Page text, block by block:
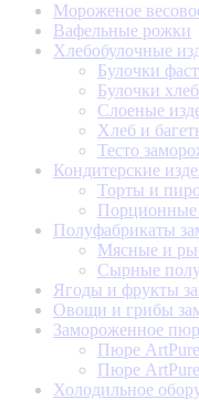
Мороженое
Вафельные рожки
Хлебобулочные
Булочки
Булочки
Слоеные
Хлеб и
Тесто
Кондитерские
Торты и
Порционные
Полуфабрикаты
Мясные и
Сырные
Ягоды и фрукты
Овощи и грибы
Замороженное
Пюре
Пюре
Холодильное